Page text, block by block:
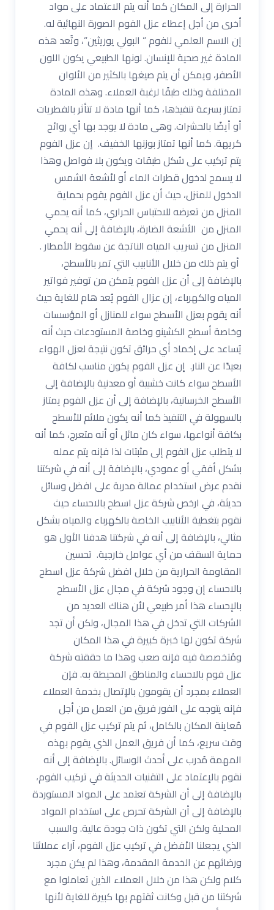
الحرارة إلى المكان كما أنه يتم الاعتماد على مواد
أخرى من أجل إعطاء عزل الفوم الصورة النهائية له.
إن الاسم العلمي للفوم ” البولي يوريثين”، وتُعد هذه
المادة غير صحية للإنسان. لونها الطبيعي يكون اللون
الأصفر، ويمكن أن يتم صيغها بالكثير من الألوان
المختلفة وذلك طبقًا لرغبة العملاء. وهذه المادة
تمتاز بسرعة تنفيذها، كما أنها مادة لا تتأثر بالفطريات
أو أيضًا بالحشرات. وهى مادة لا يوجد بها أي روائح
كريهة. كما أنها تمتاز بوزنها الخفيف. إن عزل الفوم
يتم تركيب على شكل طبقات ويكون بلا فواصل وهذا
لا يسمح لدخول قطرات الماء أو لأشعة الشمس
الدخول للمنزل، حيث أن عزل الفوم يقوم بحماية
المنزل من تعرضه للاحتباس الحراري، كما أنه يحمي
المنزل من الأشعة الضارة، بالإضافة إلى أنه يحمي
المنزل من تسريب المياه الناتجة عن سقوط الأمطار .
أو يتم ذلك من خلال الأنابيب التي تمر بالأسطح،
بالإضافة إلى أن عزل الفوم يتمكن من توفير فواتير
المياه والكهرباء، إن عزال الفوم يُعد هام للغاية حيث
أنه يقوم بعزل الأسطح سواء للمنازل أو المؤسسات
وخاصة أسطح الكشينو وخاصة المستودعات حيث أنه
يُساعد على إخماد أي حرائق تكون نتيجة لعزل الهواء
بعيدًا عن النار. إن عزل الفوم يكون مناسب لكافة
الأسطح سواء كانت خشبية أو معدنية بالإضافة إلى
الأسطح الخرسانية، بالإضافة إلى أن عزل الفوم يمتاز
بالسهولة في التنفيذ كما أنه يكون ملائم للأسطح
بكافة أنواعها، سواء كان مائل أو أنه متعرج، كما أنه
لا يتطلب عزل الفوم إلى مثبتات لذا فإنه يتم عمله
بشكل أفقي أو عمودي، بالإضافة إلى أنه في شركتنا
نقدم عرض استخدام عمالة مدربة على افضل وسائل
حديثة، في ارخص شركة عزل اسطح بالاحساء حيث
نقوم بتغطية الأنابيب الخاصة بالكهرباء والمياه بشكل
مثالي، بالإضافة إلى أنه في شركتنا هدفنا الأول هو
حماية السقف من أي عوامل خارجية. تحسين
المقاومة الحرارية من خلال افضل شركة عزل اسطح
بالاحساء إن وجود شركة في مجال عزل الأسطح
بالإحساء هذا أمر طبيعي لأن هناك العديد من
الشركات التي تدخل في هذا المجال، ولكن أن تجد
شركة تكون لها خبرة كبيرة في هذا المكان
ومُتخصصة فيه فإنه صعب وهذا ما حققته شركة
عزل فوم بالاحساء والمناطق المحيطة به. فإن
العملاء بمجرد أن يقومون بالإتصال بخدمة العملاء
فإنه يتوجه على الفور فريق من العمل من أجل
مُعاينة المكان بالكامل، ثم يتم تركيب عزل الفوم في
وقت سريع، كما أن فريق العمل الذي يقوم بهذه
المهمة مُدرب على أحدث الوسائل. بالإضافة إلى أنه
نقوم بالإعتماد على التقنيات الحديثة في تركيب الفوم،
بالإضافة إلى أن الشركة تعتمد على المواد المستوردة
بالإضافة إلى أن الشركة تحرص على استخدام المواد
المحلية ولكن التي تكون ذات جودة عالية. والسبب
الذي يجعلنا الأفضل في تركيب عزل الفوم، آراء عملائنا
ورضائهم عن الخدمة المقدمة، وهذا لم يكن مجرد
كلام ولكن هذا من خلال العملاء الذين تعاملوا مع
شركتنا من قبل وكانت ثقتهم بها كبيرة للغاية لأنها